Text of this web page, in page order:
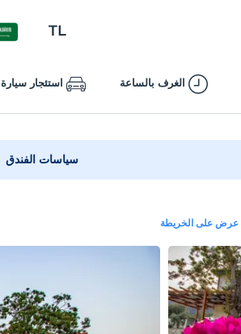
TL
الغرف بالساعة استئجار سيارة
سياسات الفندق
عرض على الخريطة